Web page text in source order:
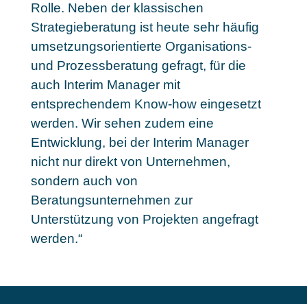
Rolle. Neben der klassischen
Strategieberatung ist heute sehr häufig
umsetzungsorientierte Organisations-
und Prozessberatung gefragt, für die
auch Interim Manager mit
entsprechendem Know-how eingesetzt
werden. Wir sehen zudem eine
Entwicklung, bei der Interim Manager
nicht nur direkt von Unternehmen,
sondern auch von
Beratungsunternehmen zur
Unterstützung von Projekten angefragt
werden.“